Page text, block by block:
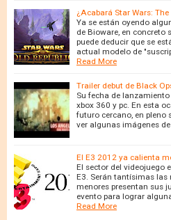
¿Acabará Star Wars:
Ya se están oyendo
de Bioware, en concreto
puede deducir que se
actual modelo de
Read More
Trailer debut de Black
Su fecha de
xbox 360 y pc. En esta
futuro cercano, en pleno
ver algunas imágenes
El E3 2012 ya calienta
El sector del videojuego
E3. Serán tantísimas
menores presentan sus
evento para lograr
Read More